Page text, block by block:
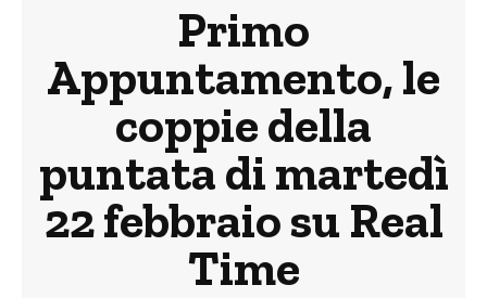
Primo
Appuntamento, le
coppie della
puntata di martedì
22 febbraio su Real
Time